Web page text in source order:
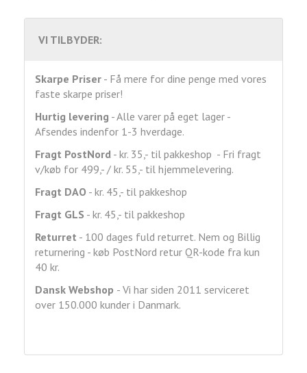
VI TILBYDER:
Skarpe Priser - Få mere for dine penge med vores
faste skarpe priser!
Hurtig levering - Alle varer på eget lager -
Afsendes indenfor 1-3 hverdage.
Fragt PostNord - kr. 35,- til pakkeshop - Fri fragt
v/køb for 499,- / kr. 55,- til hjemmelevering.
Fragt DAO - kr. 45,- til pakkeshop
Fragt GLS - kr. 45,- til pakkeshop
Returret - 100 dages fuld returret. Nem og Billig
returnering - køb PostNord retur QR-kode fra kun
40 kr.
Dansk Webshop - Vi har siden 2011 serviceret
over 150.000 kunder i Danmark.